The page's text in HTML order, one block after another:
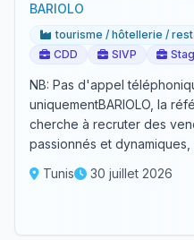
BARIOLO
tourisme / hôtellerie /
CDD
SIVP
NB: Pas d'appel
uniquementBARIOLO, la
cherche à recruter des
passionnés et
Tunis
30 juillet 2026